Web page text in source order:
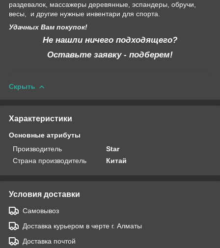
раздевалок, массажеры деревянные, эспандеры, обручи,
весы, и другие нужные инвентари для спорта.
Удачных Вам покупок!
Не нашли ничего подходящего?
Оставьте заявку - подберем!
Скрыть
Характеристики
Основные атрибуты
Производитель
Star
Страна производитель
Китай
Условия доставки
Самовывоз
Доставка курьером в черте г. Алматы
Доставка почтой